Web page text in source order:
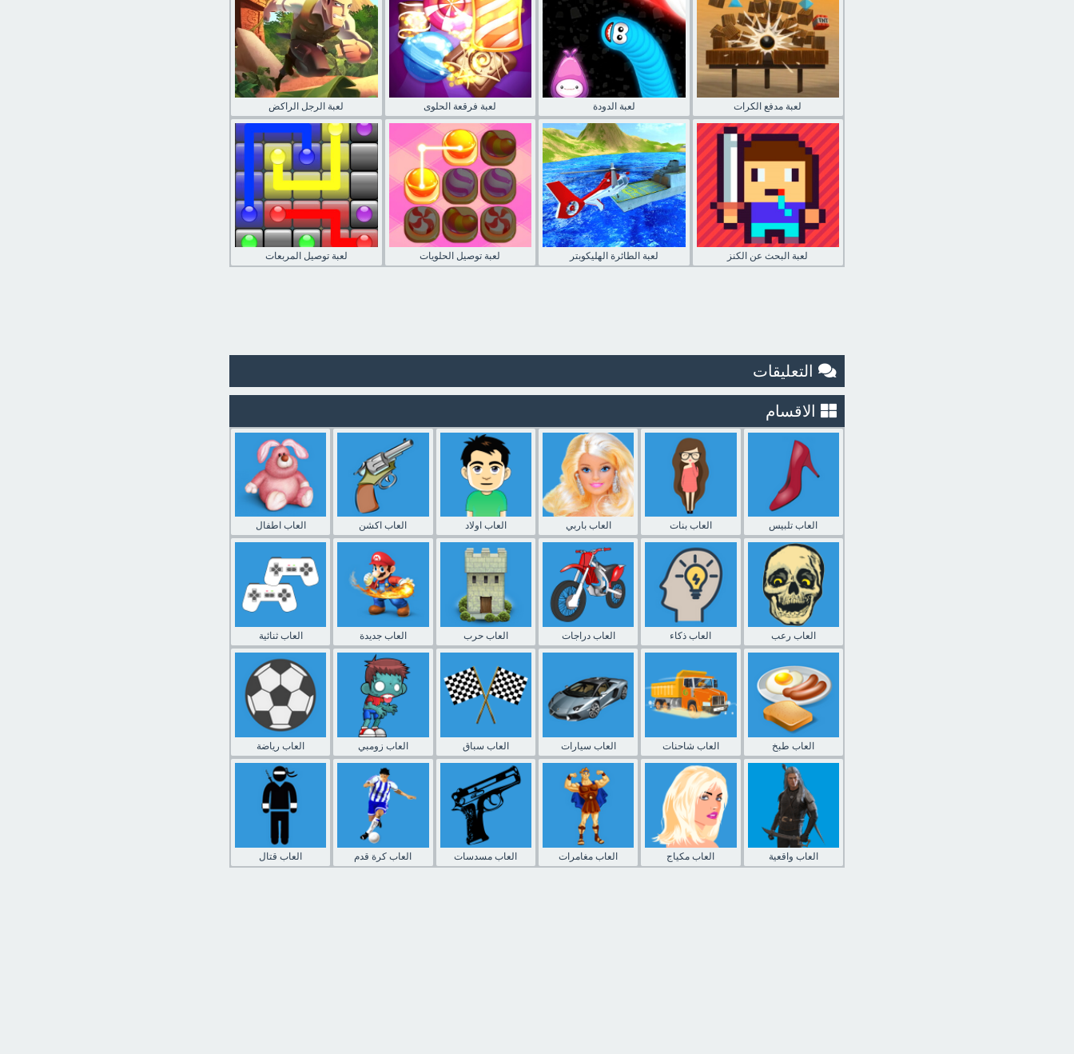
لعبة الرجل الراكض لعبة فرقعة الحلوى لعبة الدودة لعبة مدفع الكرات
لعبة توصيل المربعات لعبة توصيل الحلويات لعبة الطائرة الهليكوبتر لعبة البحث عن الكنز
التعليقات
الاقسام
العاب اطفال العاب اكشن العاب اولاد العاب باربي العاب بنات العاب تلبيس
العاب ثنائية العاب جديدة العاب حرب العاب دراجات العاب ذكاء العاب رعب
العاب رياضة العاب زومبي العاب سباق العاب سيارات العاب شاحنات العاب طبخ
العاب قتال العاب كرة قدم العاب مسدسات العاب مغامرات العاب مكياج العاب واقعية